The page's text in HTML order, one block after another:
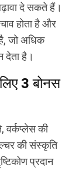
दे सकते हैं।
होता है और
जो अधिक
देता है।
3 बोनस
वर्कप्लेस की
की संस्कृति
प्रदान